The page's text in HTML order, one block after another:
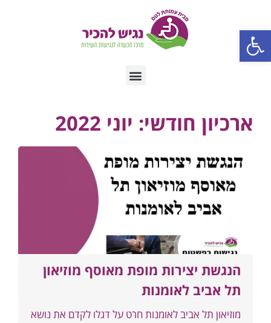
פתח סרגל נגישות
ארכיון חודשי: יוני 2022
הנגשת יצירות מופת מאוסף מוזיאון
תל אביב לאומנות
מוזיאון תל אביב לאומנות חרט על דגלו לקדם את נושא